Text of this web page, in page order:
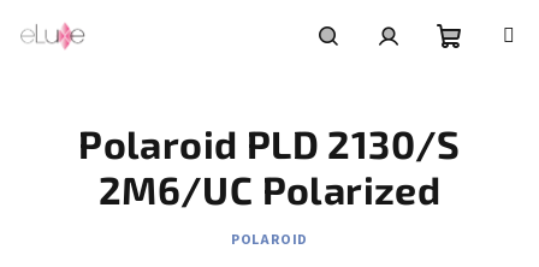
košík
Polaroid PLD 2130/S
2M6/UC Polarized
POLAROID